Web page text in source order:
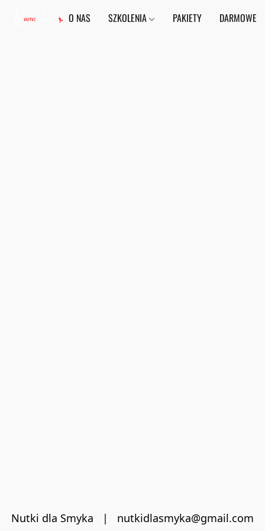
O NAS SZKOLENIA PAKIETY DARMOWE
Nutki dla Smyka   |   nutkidlasmyka@gmail.com